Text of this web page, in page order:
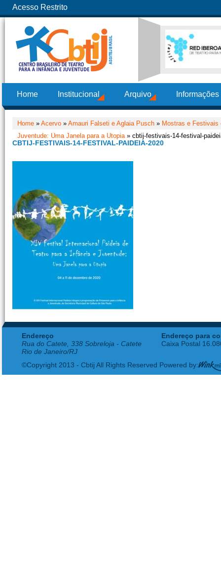
Acesso Restrito
Home Institucional Arquivo
Home » Acervo » Amauri Falseti e Aglaia Pusch » Mostras e Festivais
Juventude: Uma Janela para a Utopia» cbtij-festivais-14-festival-
CBTIJ-FESTIVAIS-14-FESTIVAL-PAIDEIA-2020
Endereço
Rua do Catete, 338 Sobreloja - Catete
Rio de Janeiro/RJ
Endereço para
Caixa Postal
©Copyright 2013 - Cbtij All Rights Reserved Powered by: